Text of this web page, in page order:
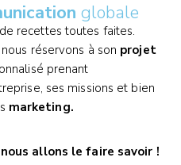
globale
recettes toutes faites.
réservons à son projet
prenant
ses missions et bien
marketing.
allons le faire savoir !